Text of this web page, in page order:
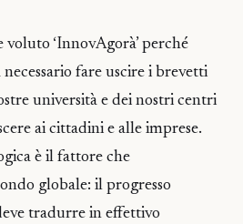
‘InnovAgorà’ perché
fare uscire i brevetti
università e dei nostri centri
ai cittadini e alle imprese.
è il fattore che
globale: il progresso
tradurre in effettivo